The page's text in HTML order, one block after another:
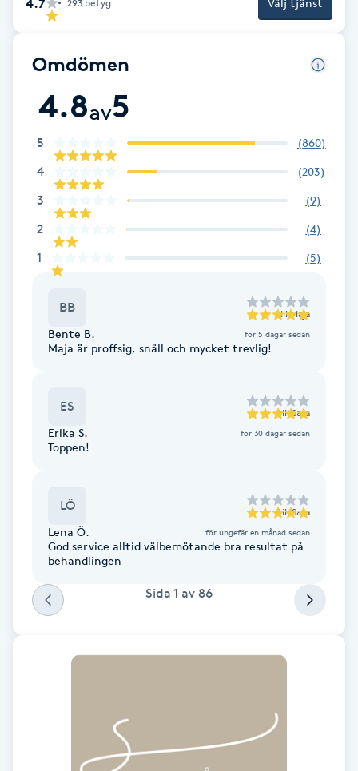
Fotsvamp
Fotvård
Fransar
Fransborttagning
Fransfärgning
Fransförlängning
Fransförlängning Volym
Friskvård
Friskvårdsmassage
Frisör
Funktionsanalys
293 betyg
Omdömen
4.8av5
5 (860)
4 (203)
3 (9)
2 (4)
1 (5)
BB till Maja
Bente B. för 5 dagar sedan
Maja är proffsig, snäll och mycket trevlig!
ES till Sara
Erika S. för 30 dagar sedan
Toppen!
LÖ till Sara
Lena Ö. för ungefär en månad sedan
God service alltid välbemötande bra resultat på
behandlingen
Sida 1 av 86